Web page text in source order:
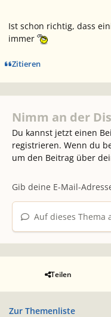
Ist schon richtig, dass
immer
Zitieren
Nimm an der
Du kannst jetzt einen
registrieren. Wenn du
um den Beitrag über
Auf dieses Thema
Teilen
Zur Themenliste